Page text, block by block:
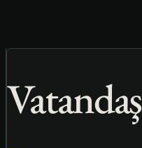
Vatandaş